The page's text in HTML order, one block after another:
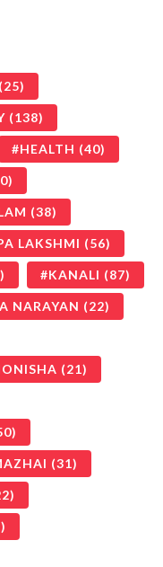
(25)
(138)
HEALTH (40)
(38)
LAKSHMI (56)
KANALI (87)
NARAYAN (22)
(21)
(31)